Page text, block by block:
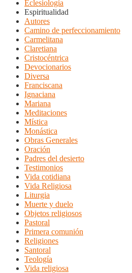
Eclesiología
Espiritualidad
Autores
Camino de perfeccionamiento
Carmelitana
Claretiana
Cristocéntrica
Devocionarios
Diversa
Franciscana
Ignaciana
Mariana
Meditaciones
Mística
Monástica
Obras Generales
Oración
Padres del desierto
Testimonios
Vida cotidiana
Vida Religiosa
Liturgia
Muerte y duelo
Objetos religiosos
Pastoral
Primera comunión
Religiones
Santoral
Teología
Vida religiosa